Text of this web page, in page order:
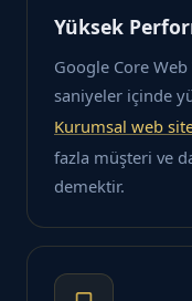
Yüksek
Google Core
saniyeler içinde
Kurumsal web
fazla müşteri ve
demektir.